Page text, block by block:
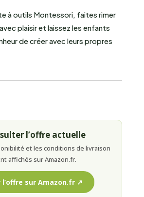
à outils Montessori, faites rimer
plaisir et laissez les enfants
de créer avec leurs propres
l’offre actuelle
et les conditions de livraison
affichés sur Amazon.fr.
l’offre sur Amazon.fr ↗